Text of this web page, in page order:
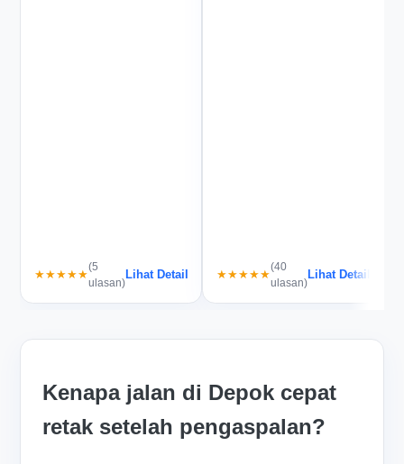
★★★★★
(5
ulasan)
Lihat Detail ★★★★★
(40
ulasan)
Lihat Detail
Kenapa jalan di Depok cepat
retak setelah pengaspalan?